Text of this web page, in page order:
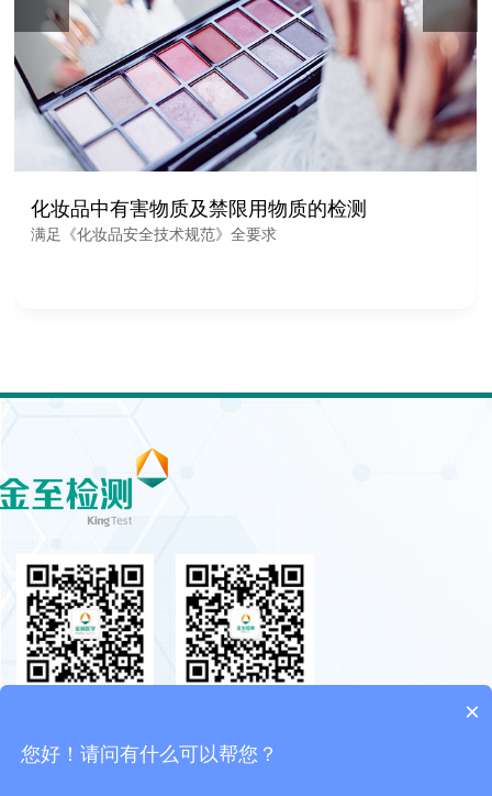
化妆品中有害物质及禁限用物质的检测
满足《化妆品安全技术规范》全要求
×
您好！请问有什么可以帮您？